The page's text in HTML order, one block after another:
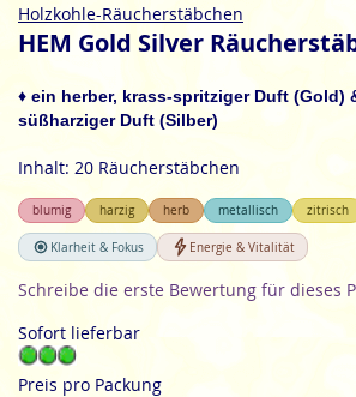
Zum
Anfang
Bildgalerie
springen
Holzkohle-Räucherstäbchen
HEM Gold Silver
♦ ein herber, krass-spritziger Duft (Gold)
süßharziger Duft (Silber)
Inhalt: 20 Räucherstäbchen
blumig harzig herb metallisch zitrisch
Klarheit & Fokus Energie & Vitalität
Schreibe die erste Bewertung für dieses
Sofort lieferbar
Preis pro Packung